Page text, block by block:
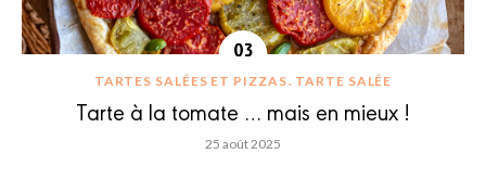
TARTES SALÉES ET PIZZAS TARTE SALÉE
Tarte à la tomate … mais en mieux !
25 août 2025